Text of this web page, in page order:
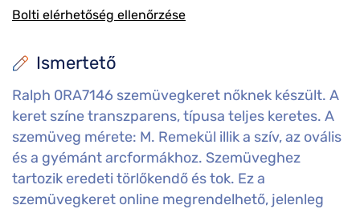
Ismertető
Ralph 0RA7146 szemüvegkeret nőknek készült. A
keret színe transzparens, típusa teljes keretes. A
szemüveg mérete: M. Remekül illik a szív, az ovális
és a gyémánt arcformákhoz. Szemüveghez
tartozik eredeti törlőkendő és tok. Ez a
szemüvegkeret online megrendelhető, jelenleg
Bolti elérhetőség ellenőrzése